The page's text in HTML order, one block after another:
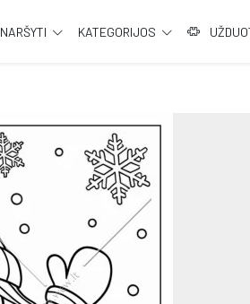
NARŠYTI KATEGORIJOS